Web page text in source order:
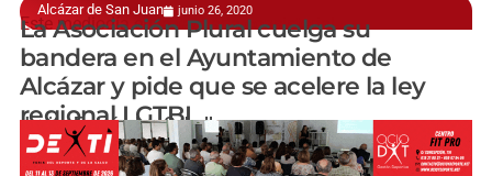
Alcázar de San Juan junio 26, 2020
Este mediodía en la fachada consistorial
La Asociación Plural cuelga su
bandera en el Ayuntamiento de
Alcázar y pide que se acelere la ley
regional LGTBI
Javier Fernández-Caballero